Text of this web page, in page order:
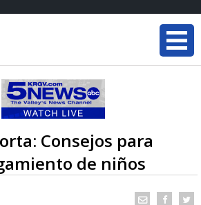
Consejos para
de niños